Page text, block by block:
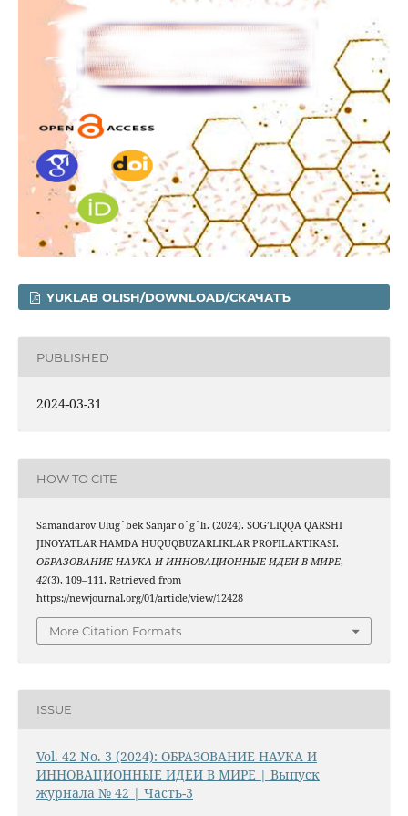
YUKLAB OLISH/DOWNLOAD/СКАЧАТЪ
PUBLISHED
2024-03-31
HOW TO CITE
Samandarov Ulug`bek Sanjar o`g`li. (2024). SOG’LIQQA QARSHI
JINOYATLAR HAMDA HUQUQBUZARLIKLAR PROFILAKTIKASI.
ОБРАЗОВАНИЕ НАУКА И ИННОВАЦИОННЫЕ ИДЕИ В МИРЕ,
42(3), 109–111. Retrieved from
https://newjournal.org/01/article/view/12428
More Citation Formats
ISSUE
Vol. 42 No. 3 (2024): ОБРАЗОВАНИЕ НАУКА И
ИННОВАЦИОННЫЕ ИДЕИ В МИРЕ | Выпуск
журнала № 42 | Часть-3